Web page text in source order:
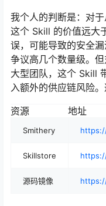
我个人的判断是：对
这个 Skill 的价值远大
误，可能导致的安全
争议高几个数量级。
大型团队，这个 Skill
入额外的供应链风险
资源
地址
Smithery
Skillstore
源码镜像